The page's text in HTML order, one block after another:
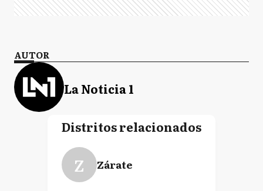
AUTOR
La Noticia 1
Distritos relacionados
Z Zárate